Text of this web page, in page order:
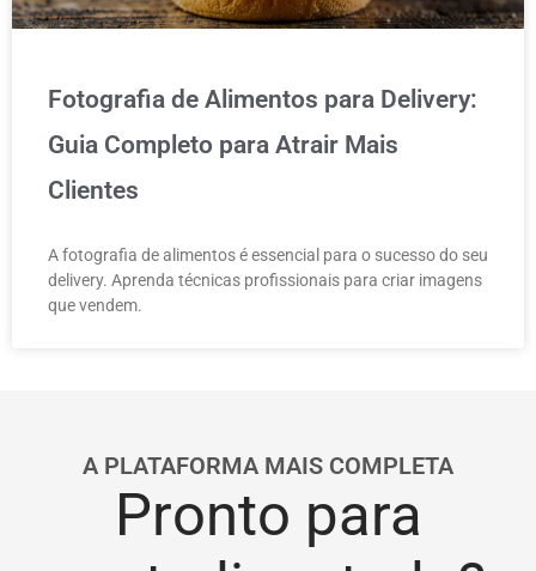
Fotografia de Alimentos para Delivery:
Guia Completo para Atrair Mais
Clientes
A fotografia de alimentos é essencial para o sucesso do seu
delivery. Aprenda técnicas profissionais para criar imagens
que vendem.
A PLATAFORMA MAIS COMPLETA
Pronto para